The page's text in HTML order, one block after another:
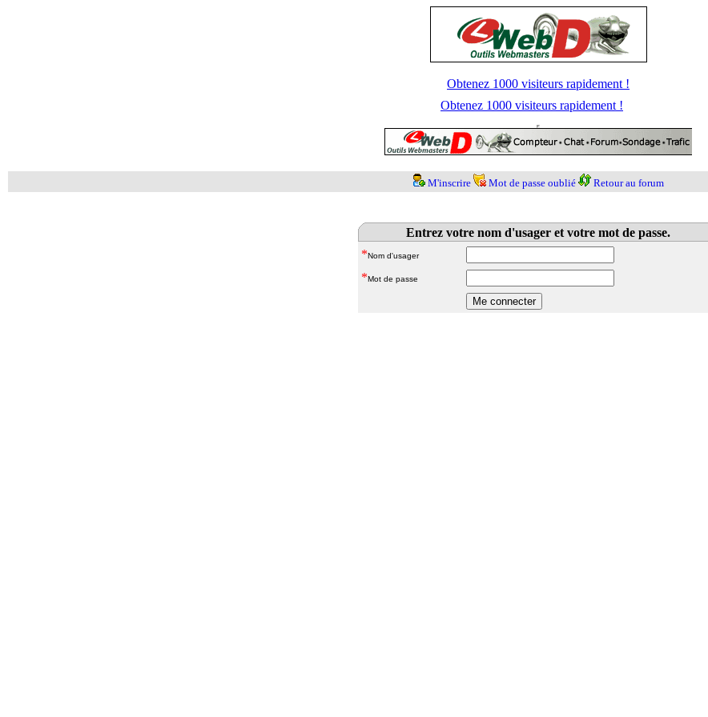
Obtenez 1000 visiteurs rapidement !
Obtenez 1000 visiteurs rapidement !
M'inscrire Mot de passe oublié Retour au forum
Entrez votre nom d'usager et votre mot de passe.
*Nom d'usager
*Mot de passe